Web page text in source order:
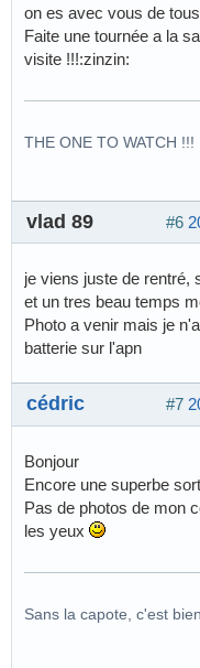
on es avec vous de
Faite une tournée a la
visite !!!:zinzin:
THE ONE TO WATCH !!!
#6
vlad 89
je viens juste de rentré,
et un tres beau temps
Photo a venir mais je
batterie sur l'apn
#7
cédric
Bonjour
Encore une superbe
Pas de photos de mon
les yeux
Sans la capote, c'est